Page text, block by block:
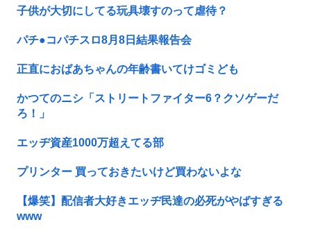
子供が大切にしてる玩具壊すのって虐待？
パチ●コパチスロ8月8日結果報告会
正直におばあちゃんの年齢書いてけゴミども
かつてのニシ「ストリートファイター6？クソゲーだ
ろ！」
エッヂ資産1000万超えてる部
プリンター 買っておきたいけど買わないよな
【爆笑】配信者大好きエッヂ民達の必死がやばすぎる
www